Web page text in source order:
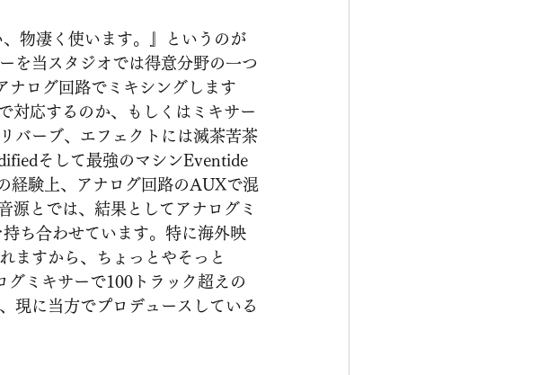
物凄く使います。』というのが
を当スタジオでは得意分野の一つ
ナログ回路でミキシングします
対応するのか、もしくはミキサー
バーブ、エフェクトには滅茶苦茶
そして最強のマシンEventide
経験上、アナログ回路のAUXで混
源とでは、結果としてアナログミ
ち合わせています。特に海外映
ますから、ちょっとやそっと
ミキサーで100トラック超えの
現に当方でプロデュースしている